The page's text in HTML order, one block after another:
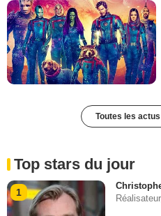
Toutes les
Top stars du jour
1